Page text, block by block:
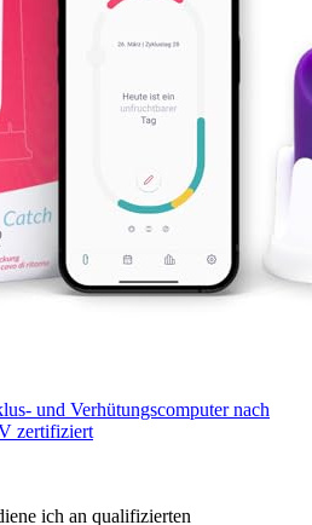
und Verhütungscomputer nach
zertifiziert
ich an qualifizierten